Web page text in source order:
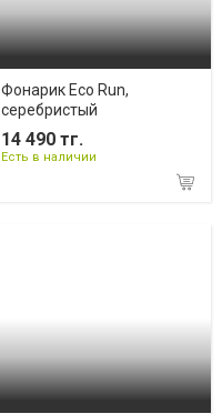
Фонарик Eco Run,
серебристый
14 490 тг.
Есть в наличии